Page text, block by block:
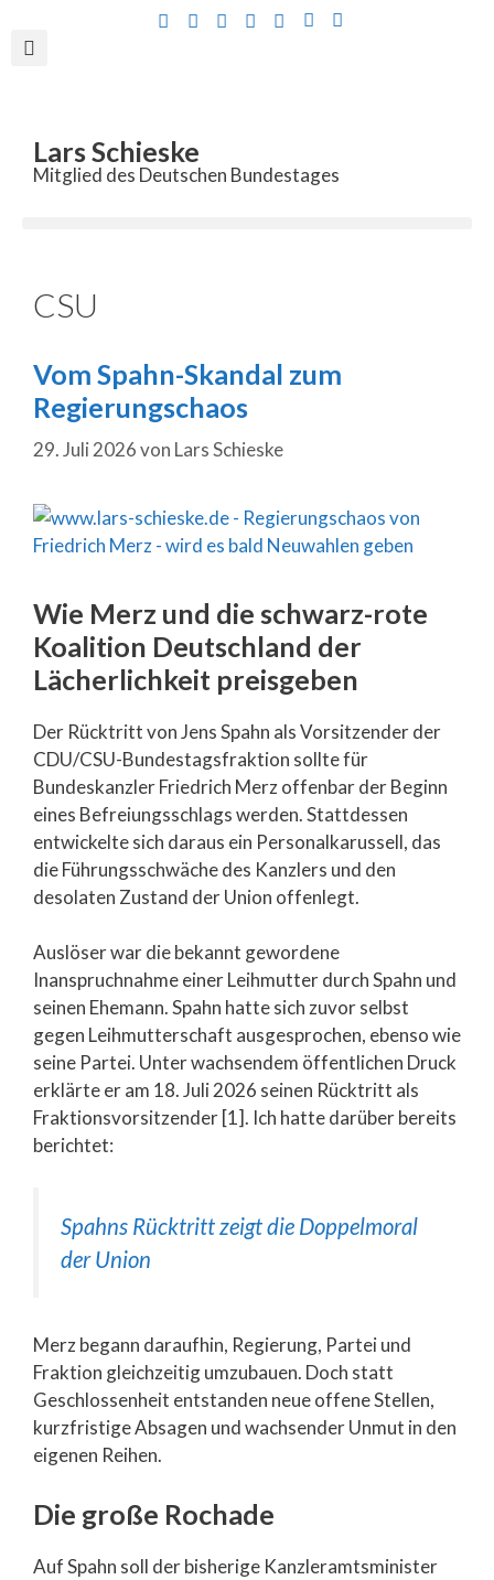
Lars Schieske
Mitglied des Deutschen Bundestages
CSU
Vom Spahn-Skandal zum
Regierungschaos
29. Juli 2026von Lars Schieske
Wie Merz und die schwarz-rote
Koalition Deutschland der
Lächerlichkeit preisgeben
Der Rücktritt von Jens Spahn als Vorsitzender der
CDU/CSU-Bundestagsfraktion sollte für
Bundeskanzler Friedrich Merz offenbar der Beginn
eines Befreiungsschlags werden. Stattdessen
entwickelte sich daraus ein Personalkarussell, das
die Führungsschwäche des Kanzlers und den
desolaten Zustand der Union offenlegt.
Auslöser war die bekannt gewordene
Inanspruchnahme einer Leihmutter durch Spahn und
seinen Ehemann. Spahn hatte sich zuvor selbst
gegen Leihmutterschaft ausgesprochen, ebenso wie
seine Partei. Unter wachsendem öffentlichen Druck
erklärte er am 18. Juli 2026 seinen Rücktritt als
Fraktionsvorsitzender [1]. Ich hatte darüber bereits
berichtet:
Spahns Rücktritt zeigt die Doppelmoral
der Union
Merz begann daraufhin, Regierung, Partei und
Fraktion gleichzeitig umzubauen. Doch statt
Geschlossenheit entstanden neue offene Stellen,
kurzfristige Absagen und wachsender Unmut in den
eigenen Reihen.
Die große Rochade
Auf Spahn soll der bisherige Kanzleramtsminister